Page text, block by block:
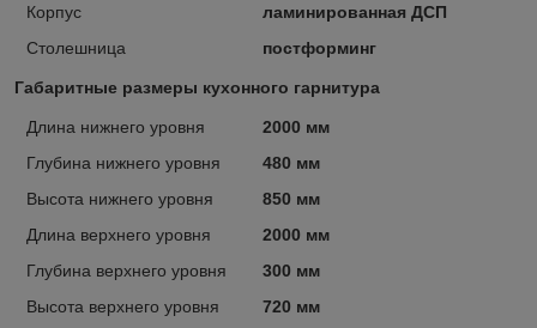
Корпус
ламинированная ДСП
Столешница
постформинг
Габаритные размеры кухонного гарнитура
Длина нижнего уровня
2000 мм
Глубина нижнего уровня
480 мм
Высота нижнего уровня
850 мм
Длина верхнего уровня
2000 мм
Глубина верхнего уровня
300 мм
Высота верхнего уровня
720 мм